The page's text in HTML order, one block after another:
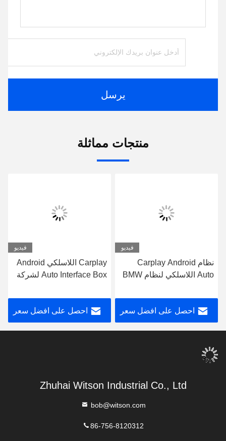
يرسل
منتجات مماثلة
فيديو
نظام Carplay Android
Auto اللاسلكي لنظام BMW
احصل على افضل سعر
فيديو
Carplay اللاسلكي Android
Auto Interface Box لشركة
2013-2017
احصل على افضل سعر
Zhuhai Witson Industrial Co., Ltd
bob@witson.com
86-756-8120312